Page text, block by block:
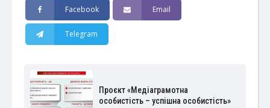
Facebook Email
Telegram
Проєкт «Медіаграмотна
особистість – успішна особистість»